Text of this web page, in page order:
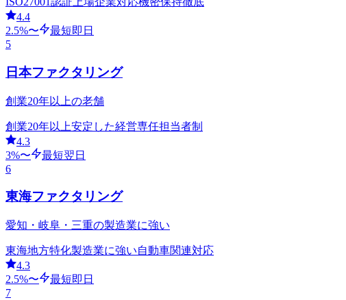
4.4
2.5%〜
最短即日
5
日本ファクタリング
創業20年以上の老舗
創業20年以上安定した経営専任担当者制
4.3
3%〜
最短翌日
6
東海ファクタリング
愛知・岐阜・三重の製造業に強い
東海地方特化製造業に強い自動車関連対応
4.3
2.5%〜
最短即日
7